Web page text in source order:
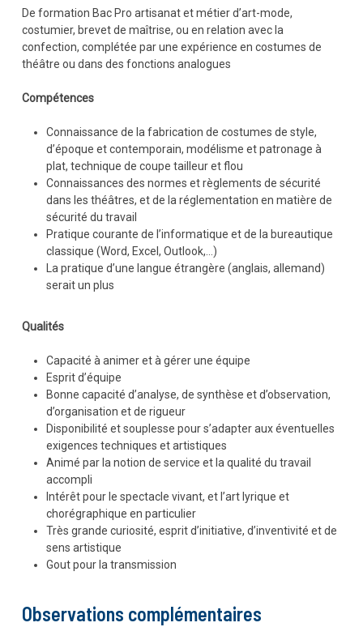
De formation Bac Pro artisanat et métier d’art-mode,
costumier, brevet de maîtrise, ou en relation avec la
confection, complétée par une expérience en costumes de
théâtre ou dans des fonctions analogues
Compétences
Connaissance de la fabrication de costumes de style,
d’époque et contemporain, modélisme et patronage à
plat, technique de coupe tailleur et flou
Connaissances des normes et règlements de sécurité
dans les théâtres, et de la réglementation en matière de
sécurité du travail
Pratique courante de l’informatique et de la bureautique
classique (Word, Excel, Outlook,…)
La pratique d’une langue étrangère (anglais, allemand)
serait un plus
Qualités
Capacité à animer et à gérer une équipe
Esprit d’équipe
Bonne capacité d’analyse, de synthèse et d’observation,
d’organisation et de rigueur
Disponibilité et souplesse pour s’adapter aux éventuelles
exigences techniques et artistiques
Animé par la notion de service et la qualité du travail
accompli
Intérêt pour le spectacle vivant, et l’art lyrique et
chorégraphique en particulier
Très grande curiosité, esprit d’initiative, d’inventivité et de
sens artistique
Gout pour la transmission
Observations complémentaires